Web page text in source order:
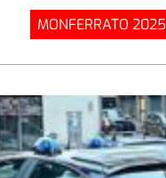
MONFERRATO 2025